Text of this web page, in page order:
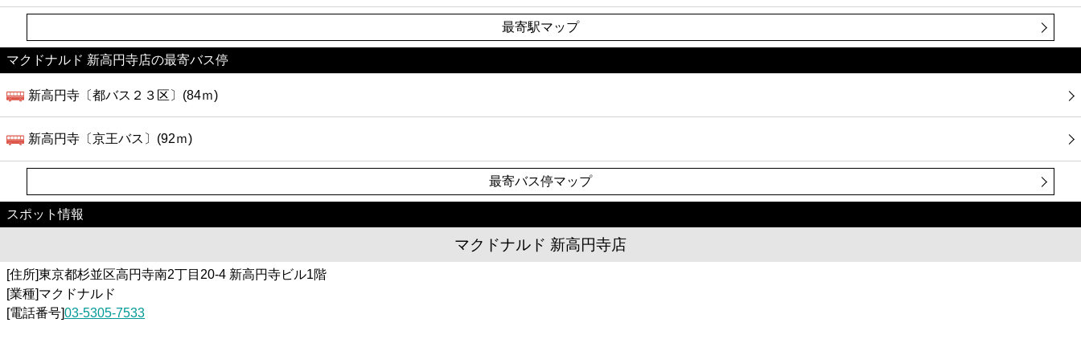
最寄駅マップ
マクドナルド 新高円寺店の最寄バス停
新高円寺〔都バス２３区〕(84ｍ)
新高円寺〔京王バス〕(92ｍ)
最寄バス停マップ
スポット情報
マクドナルド 新高円寺店
[住所]東京都杉並区高円寺南2丁目20-4 新高円寺ビル1階
[業種]マクドナルド
[電話番号]03-5305-7533